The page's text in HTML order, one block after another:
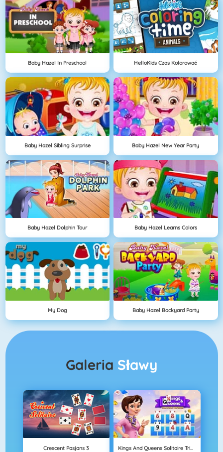
Baby Hazel In Preschool HelloKids Czas Kolorować
Baby Hazel Sibling Surprise Baby Hazel New Year Party
Baby Hazel Dolphin Tour Baby Hazel Learns Colors
My Dog Baby Hazel Backyard Party
Galeria Sławy
Crescent Pasjans 3 Kings And Queens Solitaire Tripeaks